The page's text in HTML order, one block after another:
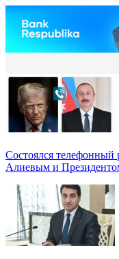
Состоялся телефонный
Алиевым и